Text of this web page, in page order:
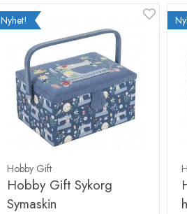
Nyhet!
Hobby Gift
Hobby Gift Sykorg
Symaskin